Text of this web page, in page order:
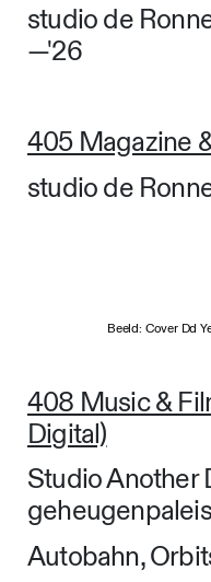
studio de
—'26
405 Magazine
studio de
Beeld: Cover Dd
408 Music &
Digital)
Studio Another
geheugenpaleis
Autobahn,